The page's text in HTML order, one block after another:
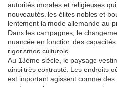
autorités morales et religieuses
nouveautés, les élites nobles et
lentement la mode allemande au
Dans les campagnes, le
nuancée en fonction des
rigorismes culturels.
Au 18ème siècle, le paysage
ainsi très contrasté. Les endroits
est important agissent comme